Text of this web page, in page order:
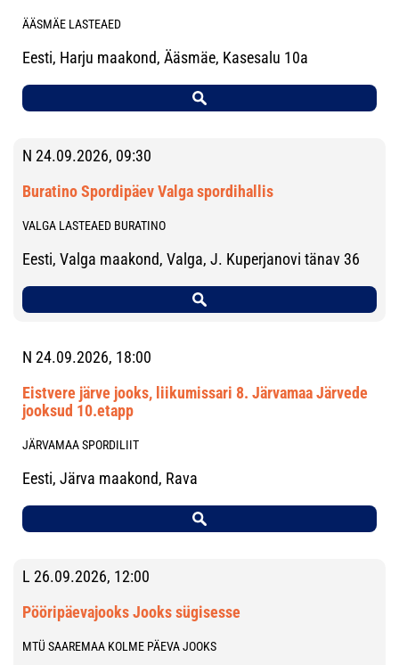
ÄÄSMÄE LASTEAED
Eesti, Harju maakond, Ääsmäe, Kasesalu 10a
N 24.09.2026, 09:30
Buratino Spordipäev Valga spordihallis
VALGA LASTEAED BURATINO
Eesti, Valga maakond, Valga, J. Kuperjanovi tänav 36
N 24.09.2026, 18:00
Eistvere järve jooks, liikumissari 8. Järvamaa Järvede
jooksud 10.etapp
JÄRVAMAA SPORDILIIT
Eesti, Järva maakond, Rava
L 26.09.2026, 12:00
Pööripäevajooks Jooks sügisesse
MTÜ SAAREMAA KOLME PÄEVA JOOKS